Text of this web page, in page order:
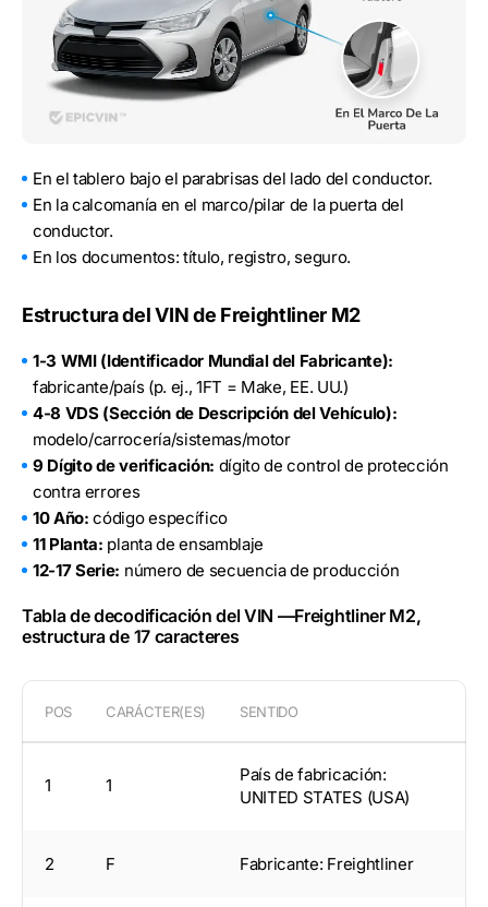
En el tablero bajo el parabrisas del lado del conductor.
En la calcomanía en el marco/pilar de la puerta del
conductor.
En los documentos: título, registro, seguro.
Estructura del VIN de Freightliner M2
1-3 WMI (Identificador Mundial del Fabricante):
fabricante/país (p. ej., 1FT = Make, EE. UU.)
4-8 VDS (Sección de Descripción del Vehículo):
modelo/carrocería/sistemas/motor
9 Dígito de verificación: dígito de control de protección
contra errores
10 Año: código específico
11 Planta: planta de ensamblaje
12-17 Serie: número de secuencia de producción
Tabla de decodificación del VIN —Freightliner M2,
estructura de 17 caracteres
POS CARÁCTER(ES) SENTIDO
1 1
País de fabricación:
UNITED STATES (USA)
2 F Fabricante: Freightliner